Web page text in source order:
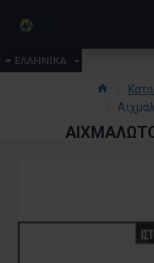
ΕΛΛΗΝΙΚΑ